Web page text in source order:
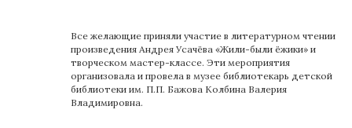
Все желающие приняли участие в литературном чтении
произведения Андрея Усачёва «Жили-были ёжики» и
творческом мастер-классе. Эти мероприятия
организовала и провела в музее библиотекарь детской
библиотеки им. П.П. Бажова Колбина Валерия
Владимировна.